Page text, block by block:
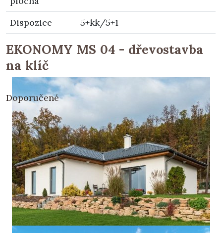
Dispozice 5+kk/5+1
EKONOMY MS 04 - dřevostavba
na klíč
Doporučené